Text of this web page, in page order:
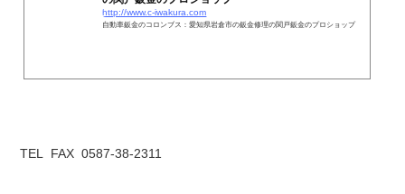
http://www.c-iwakura.com
自動車鈑金のコロンブス：愛知県岩倉市の鈑金修理の関戸鈑金のプロショップ
TEL FAX 0587-38-2311